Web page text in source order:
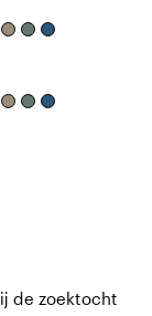
de zoektocht